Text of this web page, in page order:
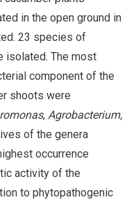
in the open ground in
23 species of
isolated. The most
component of the
shoots were
, Agrobacterium,
of the genera
occurrence
activity of the
to phytopathogenic